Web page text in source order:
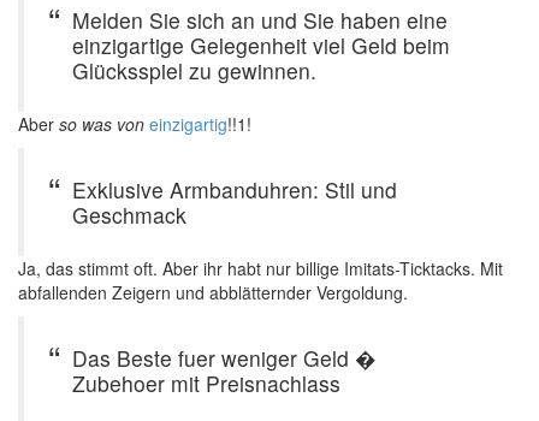
Melden Sie sich an und Sie haben eine
einzigartige Gelegenheit viel Geld beim
Glücksspiel zu gewinnen.
Aber so was von einzigartig!!1!
Exklusive Armbanduhren: Stil und
Geschmack
Ja, das stimmt oft. Aber ihr habt nur billige Imitats-Ticktacks. Mit
abfallenden Zeigern und abblätternder Vergoldung.
Das Beste fuer weniger Geld �
Zubehoer mit Preisnachlass